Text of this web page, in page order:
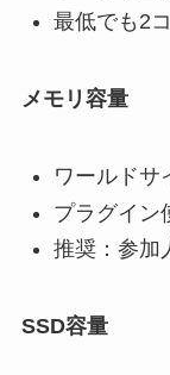
最低でも2
メモリ容量
ワールドサ
プラグイン
推奨：参加
SSD容量